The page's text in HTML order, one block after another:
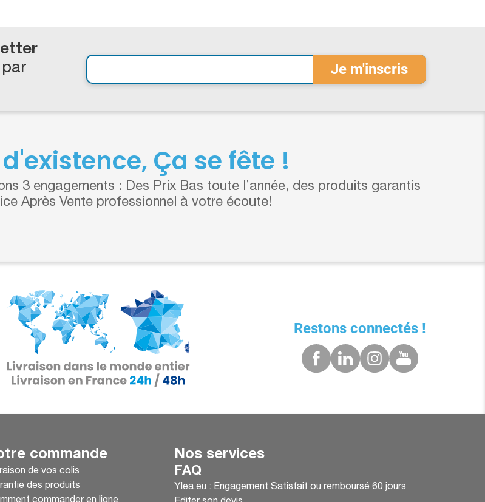
Ça se fête !
3 engagements : Des Prix Bas toute l’année, des produits garantis
Après Vente professionnel à votre écoute!
Restons connectés !
commande
de vos colis
des produits
Nos services
FAQ
Ylea.eu : Engagement Satisfait ou remboursé 60 jours